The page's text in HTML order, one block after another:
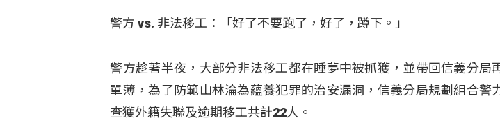
警方 vs. 非法移工：「好了不要跑了，好了，蹲下。」
警方趁著半夜，大部分非法移工都在睡夢中被抓獲，並帶回信義分局
單薄，為了防範山林淪為蘊養犯罪的治安漏洞，信義分局規劃組合警
查獲外籍失聯及逾期移工共計22人。